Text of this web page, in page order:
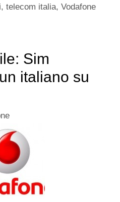
,telecom italia,Vodafone
Sim
italiano su